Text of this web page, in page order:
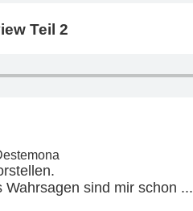
Teil 2
sind mir schon